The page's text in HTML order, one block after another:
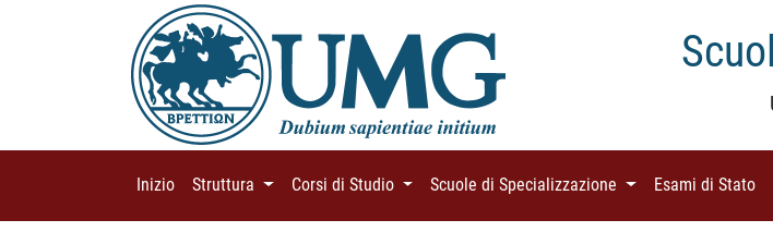
Inizio (current)
Struttura (current)Corsi di Studio (current)Scuole di Specializzazione (current)Esami di Stato